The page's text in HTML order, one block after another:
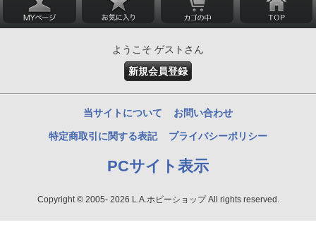
ようこそ ゲストさん
新規会員登録
当サイトについて お問い合わせ
特定商取引に関する表記 プライバシーポリシー
PCサイト表示
Copyright © 2005- 2026 L.A.ホビーショップ All rights reserved.